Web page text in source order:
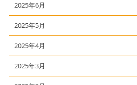
2025年6月
2025年5月
2025年4月
2025年3月